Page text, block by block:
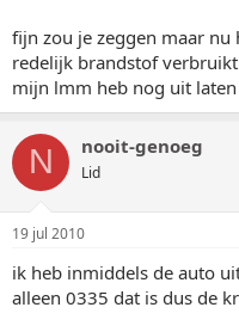
fijn zou je zeggen maar
redelijk brandstof
mijn lmm heb nog uit laten
N nooit-genoeg
Lid
19 jul 2010
ik heb inmiddels de auto
alleen 0335 dat is dus de